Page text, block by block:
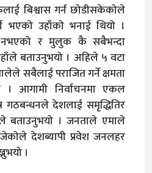
बिश्वास गर्न छोडीसकेकोले
भएको उहाँको भनाई थियो ।
र मुलुक कै सबैभन्दा
बताउनुभयो । अहिले ५ वटा
सबैलाई पराजित गर्ने क्षमता
। आगामी निर्वाचनमा एकल
गठबन्धनले देशलाई समृद्धितिर
बताउनुभयो । जनताले एमाले
देशब्यापी प्रवेश जनलहर
।